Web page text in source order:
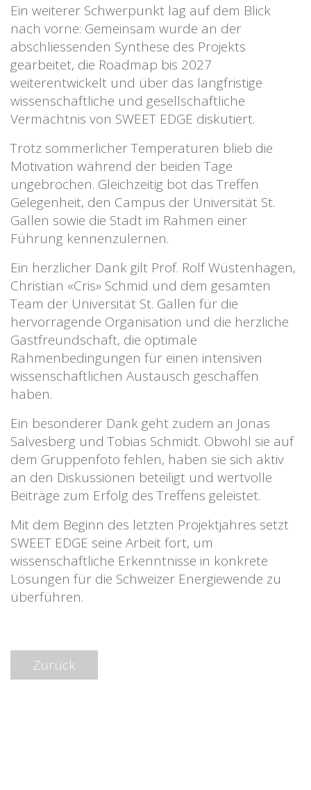
Ein weiterer Schwerpunkt lag auf dem Blick
nach vorne: Gemeinsam wurde an der
abschliessenden Synthese des Projekts
gearbeitet, die Roadmap bis 2027
weiterentwickelt und über das langfristige
wissenschaftliche und gesellschaftliche
Vermächtnis von SWEET EDGE diskutiert.
Trotz sommerlicher Temperaturen blieb die
Motivation während der beiden Tage
ungebrochen. Gleichzeitig bot das Treffen
Gelegenheit, den Campus der Universität St.
Gallen sowie die Stadt im Rahmen einer
Führung kennenzulernen.
Ein herzlicher Dank gilt Prof. Rolf Wüstenhagen,
Christian «Cris» Schmid und dem gesamten
Team der Universität St. Gallen für die
hervorragende Organisation und die herzliche
Gastfreundschaft, die optimale
Rahmenbedingungen für einen intensiven
wissenschaftlichen Austausch geschaffen
haben.
Ein besonderer Dank geht zudem an Jonas
Salvesberg und Tobias Schmidt. Obwohl sie auf
dem Gruppenfoto fehlen, haben sie sich aktiv
an den Diskussionen beteiligt und wertvolle
Beiträge zum Erfolg des Treffens geleistet.
Mit dem Beginn des letzten Projektjahres setzt
SWEET EDGE seine Arbeit fort, um
wissenschaftliche Erkenntnisse in konkrete
Lösungen für die Schweizer Energiewende zu
überführen.
Zurück